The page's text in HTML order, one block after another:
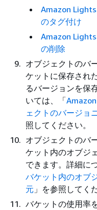
Amazon
のタグ付け
Amazon
の削除
オブジェクトのバ
ケットに保存され
るバージョンを保
いては、「
ェクトのバージョ
照してください。
オブジェクトのバ
ケット内のオブジ
できます。詳細に
バケット内のオブ
元 」を参照してく
バケットの使用率